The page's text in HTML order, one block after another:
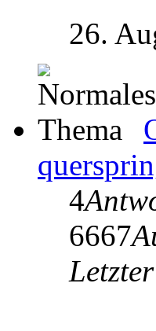
26.
4
6667